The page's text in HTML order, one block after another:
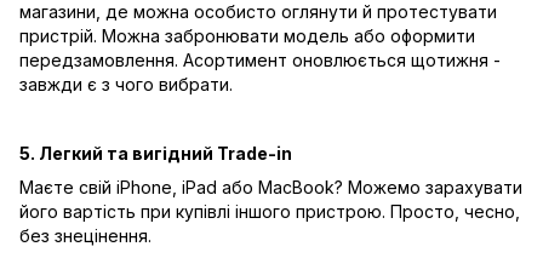
магазини, де можна особисто оглянути й протестувати
пристрій. Можна забронювати модель або оформити
передзамовлення. Асортимент оновлюється щотижня -
завжди є з чого вибрати.
5. Легкий та вигідний Trade-in
Маєте свій iPhone, iPad або MacBook? Можемо зарахувати
його вартість при купівлі іншого пристрою. Просто, чесно,
без знецінення.